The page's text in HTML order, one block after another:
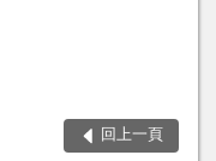
回上一頁